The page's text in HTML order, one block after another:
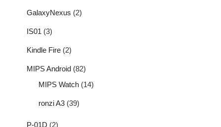
GalaxyNexus (2)
IS01 (3)
Kindle Fire (2)
MIPS Android (82)
MIPS Watch (14)
ronzi A3 (39)
P-01D (2)